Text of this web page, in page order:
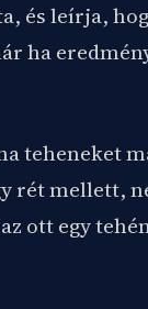
és leírja,
ha
teheneket
rét mellett,
ott egy